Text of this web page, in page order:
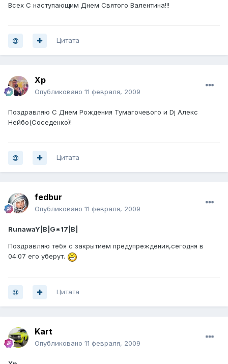
Всех С наступающим Днем Святого Валентина!!!
Цитата
Хр
Опубликовано 11 февраля, 2009
Поздравляю С Днем Рождения Тумагочевого и Dj Алекс
Нейбо(Соседенко)!
Цитата
fedbur
Опубликовано 11 февраля, 2009
RunawaY|B|G*17|B|
Поздравляю тебя с закрытием предупреждения,сегодня в
04:07 его уберут.
Цитата
Kart
Опубликовано 11 февраля, 2009